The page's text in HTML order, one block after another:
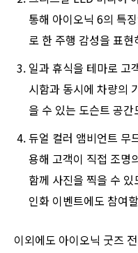
통해 아이오닉 6의 특
로 한 주행 감성을 표
일과 휴식을 테마로 고
시함과 동시에 차량의
을 수 있는 도슨트 공
듀얼 컬러 앰비언트 무
용해 고객이 직접 조명
함께 사진을 찍을 수
인화 이벤트에도 참여
이외에도 아이오닉 굿즈